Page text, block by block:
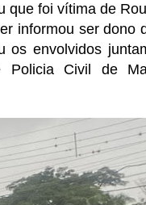
que foi vítima de
informou ser dono
os envolvidos
Policia Civil de